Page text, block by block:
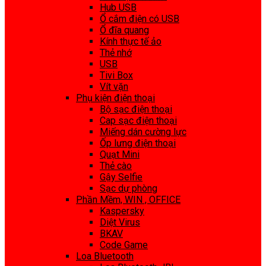
Hub USB
Ổ cắm điện có USB
Ổ đĩa quang
Kính thực tế ảo
Thẻ nhớ
USB
Tivi Box
Vít vặn
Phụ kiện điện thoại
Bộ sạc điện thoại
Cap sạc điện thoại
Miếng dán cường lực
Ốp lưng điện thoại
Quạt Mini
Thẻ cào
Gậy Selfie
Sạc dự phòng
Phần Mềm, WIN , OFFICE
Kaspersky
Diệt Virus
BKAV
Code Game
Loa Bluetooth